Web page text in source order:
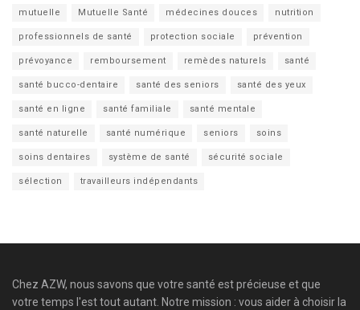
mutuelle Mutuelle Santé médecines douces nutrition
professionnels de santé protection sociale prévention
prévoyance remboursement remèdes naturels santé
santé bucco-dentaire santé des seniors santé des yeux
santé en ligne santé familiale santé mentale
santé naturelle santé numérique seniors soins
soins dentaires système de santé sécurité sociale
sélection travailleurs indépendants
Chez AZW, nous savons que votre santé est précieuse et que
votre temps l'est tout autant. Notre mission : vous aider à choisir la